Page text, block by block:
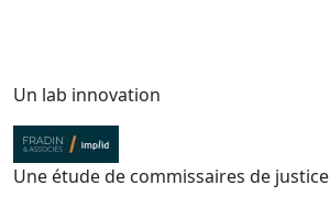
Un lab innovation
Une étude de commissaires de justice